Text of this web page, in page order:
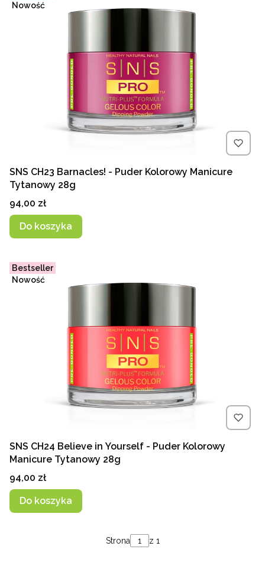
Nowość
SNS CH23 Barnacles! - Puder Kolorowy Manicure
Tytanowy 28g
Cena
94,00 zł
Do koszyka
Bestseller
Nowość
SNS CH24 Believe in Yourself - Puder Kolorowy
Manicure Tytanowy 28g
Cena
94,00 zł
Do koszyka
Strona z 1